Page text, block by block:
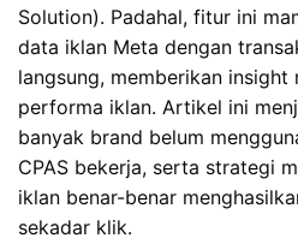
Solution). Padahal, fitur ini
data iklan Meta dengan
langsung, memberikan insight
performa iklan. Artikel ini
banyak brand belum
CPAS bekerja, serta strategi
iklan benar-benar
sekadar klik.